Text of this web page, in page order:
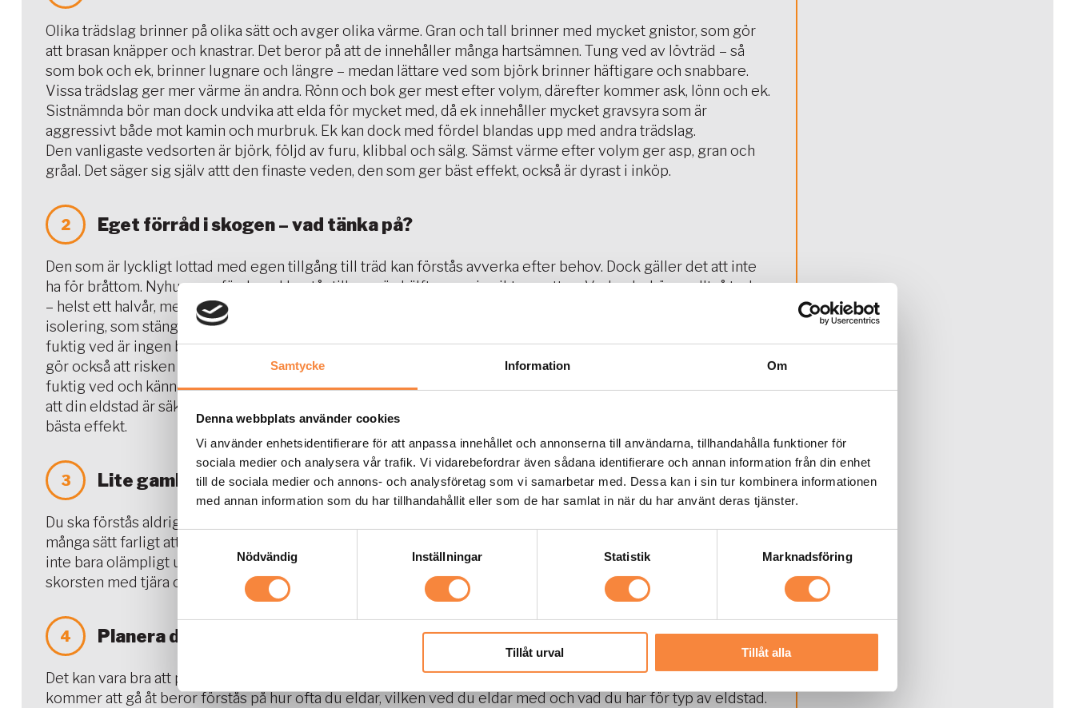
Samtycke Information Om
Denna webbplats använder cookies
Vi använder enhetsidentifierare för att anpassa innehållet och annonserna till användarna, tillhandahålla funktioner för
sociala medier och analysera vår trafik. Vi vidarebefordrar även sådana identifierare och annan information från din enhet
till de sociala medier och annons- och analysföretag som vi samarbetar med. Dessa kan i sin tur kombinera informationen
med annan information som du har tillhandahållit eller som de har samlat in när du har använt deras tjänster.
Samtyckesval
Nödvändig
Inställningar Statistik Marknadsföring
Tillåt urval Tillåt alla
Olika trädslag brinner på olika sätt och avger olika värme. Gran och tall brinner med mycket gnistor, som gör
att brasan knäpper och knastrar. Det beror på att de innehåller många hartsämnen. Tung ved av lövträd – så
som bok och ek, brinner lugnare och längre – medan lättare ved som björk brinner häftigare och snabbare.
Vissa trädslag ger mer värme än andra. Rönn och bok ger mest efter volym, därefter kommer ask, lönn och ek.
Sistnämnda bör man dock undvika att elda för mycket med, då ek innehåller mycket gravsyra som är
aggressivt både mot kamin och murbruk. Ek kan dock med fördel blandas upp med andra trädslag.
Den vanligaste vedsorten är björk, följd av furu, klibbal och sälg. Sämst värme efter volym ger asp, gran och
gråal. Det säger sig själv attt den finaste veden, den som ger bäst effekt, också är dyrast i inköp.
2 Eget förråd i skogen – vad tänka på?
Den som är lyckligt lottad med egen tillgång till träd kan förstås avverka efter behov. Dock gäller det att inte
ha för bråttom. Nyhuggen, färsk ved består till mer än hälften av sin vikt av vatten. Veden behöver alltså torka
– helst ett halvår, men gärna två säsonger, innan det är dags för vägen till brasan. Barken fungerar som en
isolering, som stänger inne fukten i stammen. Därför torkar veden bäst om den klyvs. Att elda med allt för
fuktig ved är ingen bra idé. Det leder till dålig förbränning och därmed dålig värme. Att elda med fuktig ved
gör också att risken ökar för att röken ska fastna som tjära och sot i skorstenen. Om du har eldat mycker med
fuktig ved och känner dig osäker på rökkanalens skick bör duboka en eldstadsbesiktningför att säkerställa
att din eldstad är säker att använda. En bra fukthalt för ved ligger på cirka 15-20 procent. Då brinner den med
bästa effekt.
3 Lite gamla möbeldelar och annat krafs kan man väl elda – eller?
Du ska förstås aldrig stoppa in någonting annat än ved i din eldstad. Målat, limmat eller impregnerat virke är på
många sätt farligt att elda, eftersom det innehåller giftiga ämnen som frigörs. Att elda med hushållssopor är
inte bara olämpligt ur miljöhänseende, då det släpper ut skadliga ämnen rakt ut i luften. Det sätter igen din
skorsten med tjära och sot och är dessutom förbjudet enligt lag.
4 Planera din förbrukning
Det kan vara bra att på förhand planera vilken förbrukning du kommer att göra av med. Hur mycket ved som
kommer att gå åt beror förstås på hur ofta du eldar, vilken ved du eldar med och vad du har för typ av eldstad.